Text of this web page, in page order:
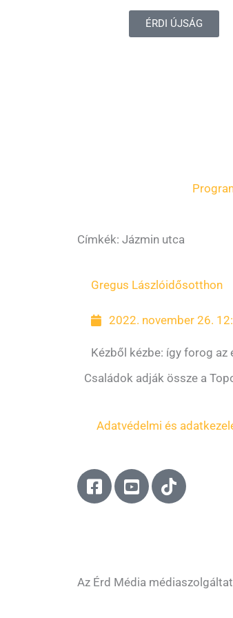
ÉRDI ÚJSÁG
Címkék: Jázmin utca
Gregus Lászlóidősotthon
2022. november 26.
Kézből kézbe: így forog az
Családok adják össze a
Adatvédelmi és
F
a
o
Y
o
e
T
i
Az Érd Média